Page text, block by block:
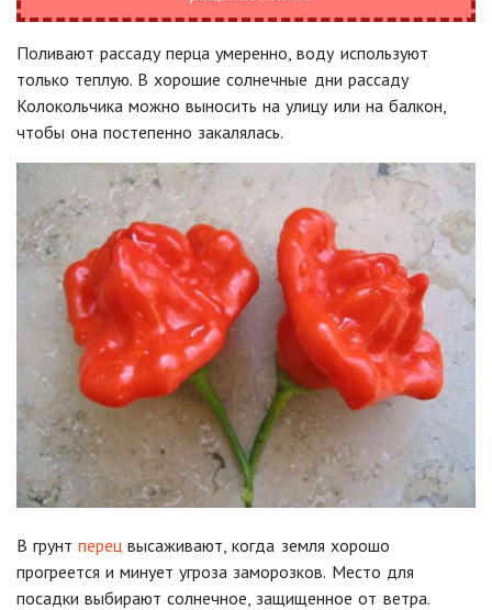
Поливают рассаду перца умеренно, воду используют
только теплую. В хорошие солнечные дни рассаду
Колокольчика можно выносить на улицу или на балкон,
чтобы она постепенно закалялась.
В грунтперец высаживают, когда земля хорошо
прогреется и минует угроза заморозков. Место для
посадки выбирают солнечное, защищенное от ветра.